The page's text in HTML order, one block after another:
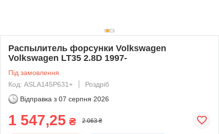
Распылитель форсунки Volkswagen
Volkswagen LT35 2.8D 1997-
Під замовлення
Код: ASLA145P631+
Роздріб
Відправка з 07 серпня 2026
1 547,25 ₴ 2 063 ₴